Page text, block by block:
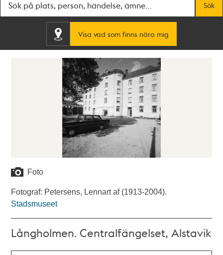
Sök
Visa vad som finns nära mig
Foto
Fotograf: Petersens, Lennart af (1913-2004).
Stadsmuseet
Långholmen. Centralfängelset, Alstavik